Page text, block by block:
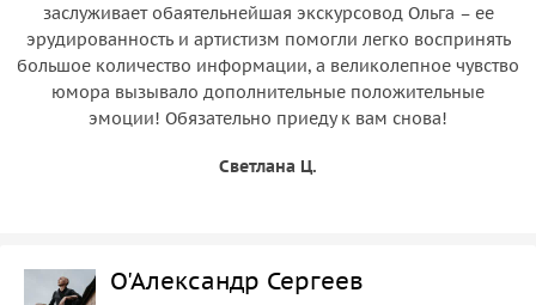
заслуживает обаятельнейшая экскурсовод Ольга – ее
эрудированность и артистизм помогли легко воспринять
большое количество информации, а великолепное чувство
юмора вызывало дополнительные положительные
эмоции! Обязательно приеду к вам снова!
Светлана Ц.
О'Александр Сергеев